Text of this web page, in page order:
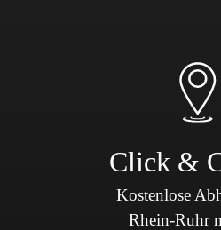
Click &
Kostenlose
Rhein-Ruhr